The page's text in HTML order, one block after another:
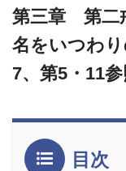
第三章 第二
名をいつわ
7、第5・11参
目次